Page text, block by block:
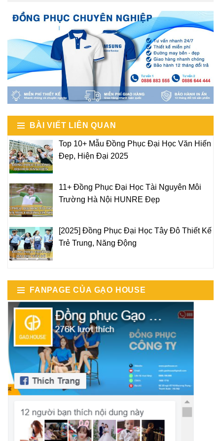
BÀI VIẾT LIÊN QUAN
Top 10+ Mẫu Đồng Phục Đại Học Văn Hiến
Đẹp, Hiện Đại 2025
11+ Đồng Phục Đại Học Tài Nguyên Môi
Trường Hà Nội HUNRE Đẹp
[2025] Đồng Phục Đại Học Tây Đô Thiết Kế
Trẻ Trung, Năng Động
FANPAGE CỦA GẠO HOUSE